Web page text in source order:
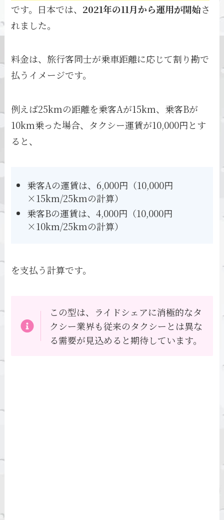
です。日本では、 2021年の11月から運用が開始さ
れました。
料金は、旅行客同士が乗車距離に応じて割り勘で
払うイメージです。
例えば25kmの距離を乗客Aが15km、乗客Bが
10km乗った場合、タクシー運賃が10,000円とす
ると、
乗客Aの運賃は、6,000円（10,000円
×15km/25kmの計算）
乗客Bの運賃は、4,000円（10,000円
×10km/25kmの計算）
を支払う計算です。
この型は、ライドシェアに消極的なタ
クシー業界も従来のタクシーとは異な
る需要が見込めると期待しています。